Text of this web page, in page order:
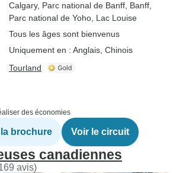
Calgary, Parc national de Banff , Banff
Parc national de Yoho , Lac Louise
Tous les âges sont bienvenus
Uniquement en : Anglais, Chinois
Tourland
des économies
brochure Voir le circuit
canadiennes
avis)